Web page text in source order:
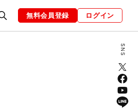
編集部 お知らせ
無料会員登録 ログイン